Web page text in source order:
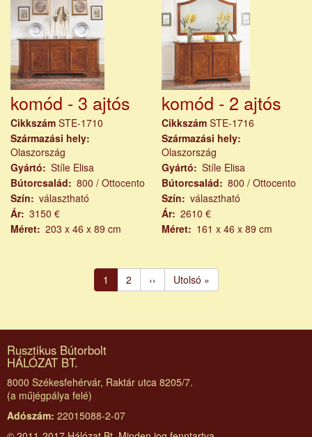
komód - 3 ajtós
Cikkszám STE-1710
Származási hely
Olaszország
Gyártó
Stíle Elisa
Bútorcsalád
800 / Ottocento
Szín
választható
Ár 3150 €
Méret 203 x 46 x 89 cm
komód - 2 ajtós
Cikkszám STE-1716
Származási hely
Olaszország
Gyártó
Stíle Elisa
Bútorcsalád
800 / Ottocento
Szín
választható
Ár
2610 €
Méret
161 x 46 x 89 cm
Oldalszámozás
Jelenlegi
oldal
1 Page
2
Következő
oldal
››
Utolsó
oldal
Utolsó »
Rusztikus Bútorbolt
HÁLÓZAT BT.
8000 Székesfehérvár, Raktár utca 8205/7.
(a műjégpálya felé)
Adószám: 22015088-2-07